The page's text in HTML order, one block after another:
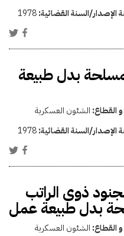
الإصدار/السنة القضائية:1978
بدل طبيعة
القطاع: الشئون العسكرية
الإصدار/السنة القضائية:1978
ذوى الراتب
بدل طبيعة عمل
القطاع: الشئون العسكرية